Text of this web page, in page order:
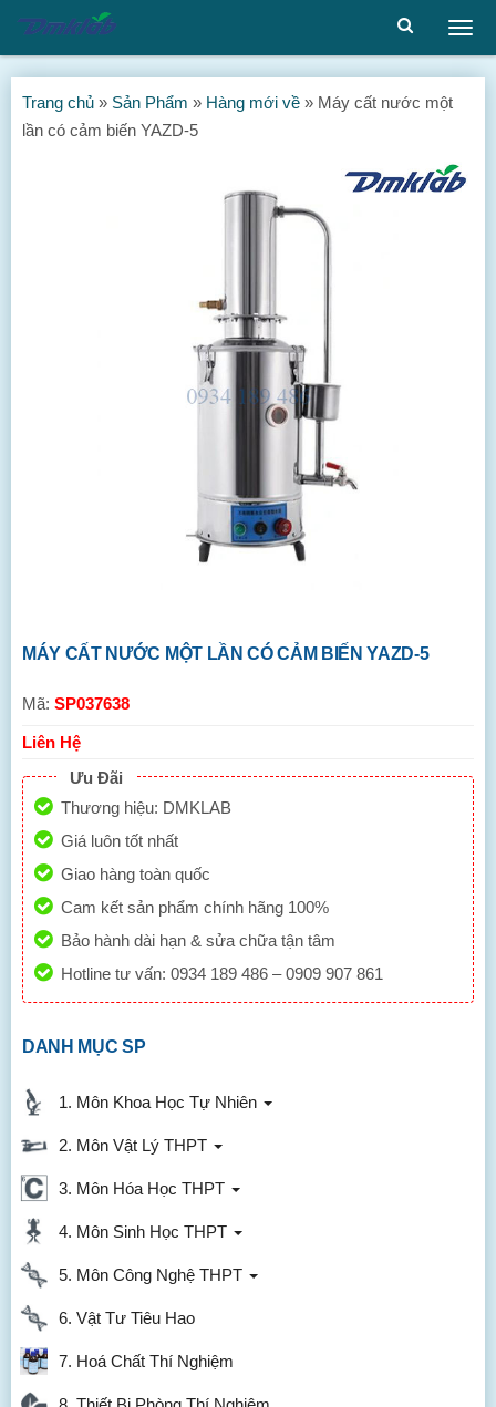
Trang chủ » Sản Phẩm » Hàng mới về » Máy cất nước một
lần có cảm biến YAZD-5
MÁY CẤT NƯỚC MỘT LẦN CÓ CẢM BIẾN YAZD-5
Mã: SP037638
Liên Hệ
Ưu Đãi
Thương hiệu: DMKLAB
Giá luôn tốt nhất
Giao hàng toàn quốc
Cam kết sản phẩm chính hãng 100%
Bảo hành dài hạn & sửa chữa tận tâm
Hotline tư vấn: 0934 189 486 – 0909 907 861
DANH MỤC SP
1. Môn Khoa Học Tự Nhiên
2. Môn Vật Lý THPT
3. Môn Hóa Học THPT
4. Môn Sinh Học THPT
5. Môn Công Nghệ THPT
6. Vật Tư Tiêu Hao
7. Hoá Chất Thí Nghiệm